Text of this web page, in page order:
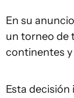
En su
un torneo de
continentes y
Esta